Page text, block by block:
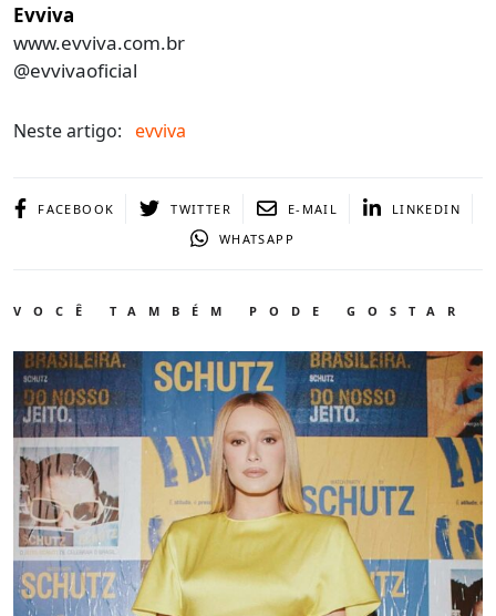
Evviva
www.evviva.com.br
@evvivaoficial
Neste artigo: evviva
FACEBOOK TWITTER E-MAIL
LINKEDIN
WHATSAPP
VOCÊ TAMBÉM PODE GOSTAR